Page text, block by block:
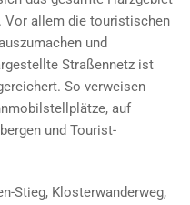
Vor allem die touristischen
und
Straßennetz ist
So verweisen
auf
und Tourist-
Stieg, Klosterwanderweg,